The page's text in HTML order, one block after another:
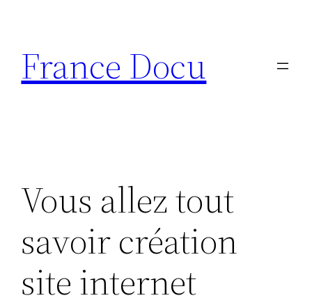
contenu
France Docu
Vous allez tout
savoir création
site internet